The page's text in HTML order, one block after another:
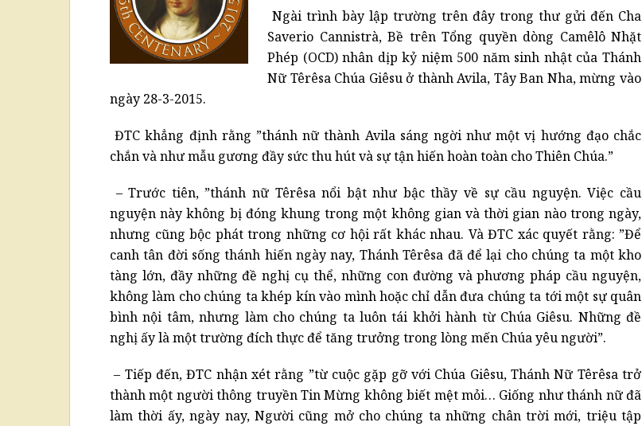
Ngài trình bày lập trường trên đây trong thư gửi đến Cha
Saverio Cannistrà, Bề trên Tổng quyền dòng Camêlô Nhặt
Phép (OCD) nhân dịp kỷ niệm 500 năm sinh nhật của Thánh
Nữ Têrêsa Chúa Giêsu ở thành Avila, Tây Ban Nha, mừng vào
ngày 28-3-2015.
ĐTC khẳng định rằng ”thánh nữ thành Avila sáng ngời như một vị hướng đạo chắc
chắn và như mẫu gương đầy sức thu hút và sự tận hiến hoàn toàn cho Thiên Chúa.”
– Trước tiên, ”thánh nữ Têrêsa nổi bật như bậc thầy về sự cầu nguyện. Việc cầu
nguyện này không bị đóng khung trong một không gian và thời gian nào trong ngày,
nhưng cũng bộc phát trong những cơ hội rất khác nhau. Và ĐTC xác quyết rằng: ”Để
canh tân đời sống thánh hiến ngày nay, Thánh Têrêsa đã để lại cho chúng ta một kho
tàng lớn, đầy những đề nghị cụ thể, những con đường và phương pháp cầu nguyện,
không làm cho chúng ta khép kín vào mình hoặc chỉ dẫn đưa chúng ta tới một sự quân
bình nội tâm, nhưng làm cho chúng ta luôn tái khởi hành từ Chúa Giêsu. Những đề
nghị ấy là một trường đích thực để tăng trưởng trong lòng mến Chúa yêu người”.
– Tiếp đến, ĐTC nhận xét rằng ”từ cuộc gặp gỡ với Chúa Giêsu, Thánh Nữ Têrêsa trở
thành một người thông truyền Tin Mừng không biết mệt mỏi… Giống như thánh nữ đã
làm thời ấy, ngày nay, Người cũng mở cho chúng ta những chân trời mới, triệu tập